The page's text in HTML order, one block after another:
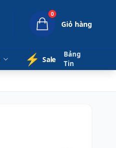
0
Giỏ hàng
⚡️ Sale
Bảng
Tin